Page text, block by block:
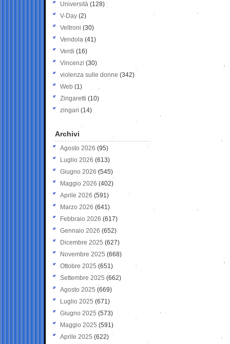
Università (128)
V-Day (2)
Veltroni (30)
Vendola (41)
Verdi (16)
Vincenzi (30)
violenza sulle donne (342)
Web (1)
Zingaretti (10)
zingari (14)
Archivi
Agosto 2026 (95)
Luglio 2026 (613)
Giugno 2026 (545)
Maggio 2026 (402)
Aprile 2026 (591)
Marzo 2026 (641)
Febbraio 2026 (617)
Gennaio 2026 (652)
Dicembre 2025 (627)
Novembre 2025 (668)
Ottobre 2025 (651)
Settembre 2025 (662)
Agosto 2025 (669)
Luglio 2025 (671)
Giugno 2025 (573)
Maggio 2025 (591)
Aprile 2025 (622)